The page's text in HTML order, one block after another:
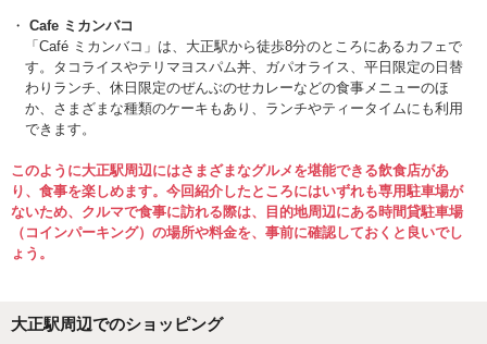
Cafe ミカンバコ
「Café ミカンバコ」は、大正駅から徒歩8分のところにあるカフェで
す。タコライスやテリマヨスパム丼、ガパオライス、平日限定の日替
わりランチ、休日限定のぜんぶのせカレーなどの食事メニューのほ
か、さまざまな種類のケーキもあり、ランチやティータイムにも利用
できます。
このように大正駅周辺にはさまざまなグルメを堪能できる飲食店があ
り、食事を楽しめます。今回紹介したところにはいずれも専用駐車場が
ないため、クルマで食事に訪れる際は、目的地周辺にある時間貸駐車場
（コインパーキング）の場所や料金を、事前に確認しておくと良いでし
ょう。
大正駅周辺でのショッピング